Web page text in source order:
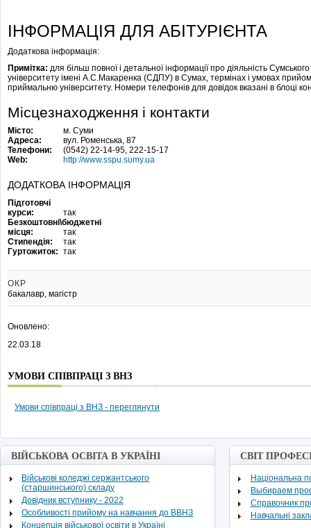
ІНФОРМАЦІЯ ДЛЯ АБІТУРІЄНТА
Додаткова інформація:
Примітка: для більш повної і детальної інформації про діяльність
університету імені А.С.Макаренка (СДПУ) в Сумах, термінах і умовах
приймальню університету. Номери телефонів для довідок вказані в блоці
Місцезнаходження і контакти
Місто:
м. Суми
Адреса:
вул. Роменська, 87
Телефони:
(0542) 22-14-95, 222-15-17
Web:
http://www.sspu.sumy.ua
ДОДАТКОВА ІНФОРМАЦІЯ
Підготовчі
курси:
так
Безкоштовні\бюджетні
місця:
так
Стипендія:
так
Гуртожиток: так
ОКР
бакалавр, магістр
Оновлено:
22.03.18
УМОВИ СПІВПРАЦІ З ВНЗ
Умови співпраці з ВНЗ - переглянути
ВІЙСЬКОВА ОСВІТА В УКРАЇНІ
Військові коледжі сержантського
(старшинського) складу
Довідник вступнику - 2022
Особливості прийому на навчання до ВВНЗ
Концепція військової освіти в Україні
СВІТ
Національна
Выбираем
Cправочник
Навчальні